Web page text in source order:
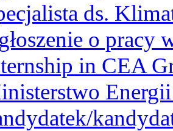
ds.
o pracy
in CEA